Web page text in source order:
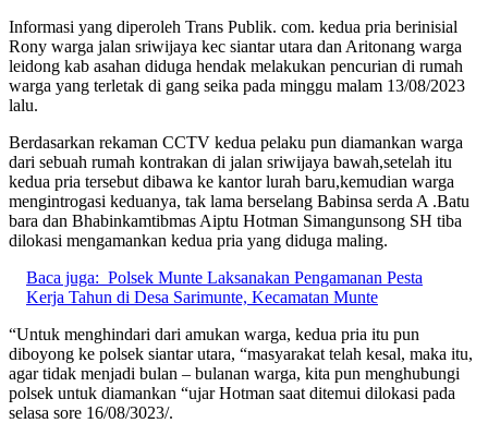
Informasi yang diperoleh Trans Publik. com. kedua pria berinisial
Rony warga jalan sriwijaya kec siantar utara dan Aritonang warga
leidong kab asahan diduga hendak melakukan pencurian di rumah
warga yang terletak di gang seika pada minggu malam 13/08/2023
lalu.
Berdasarkan rekaman CCTV kedua pelaku pun diamankan warga
dari sebuah rumah kontrakan di jalan sriwijaya bawah,setelah itu
kedua pria tersebut dibawa ke kantor lurah baru,kemudian warga
mengintrogasi keduanya, tak lama berselang Babinsa serda A .Batu
bara dan Bhabinkamtibmas Aiptu Hotman Simangunsong SH tiba
dilokasi mengamankan kedua pria yang diduga maling.
Baca juga: Polsek Munte Laksanakan Pengamanan Pesta
Kerja Tahun di Desa Sarimunte, Kecamatan Munte
“Untuk menghindari dari amukan warga, kedua pria itu pun
diboyong ke polsek siantar utara, “masyarakat telah kesal, maka itu,
agar tidak menjadi bulan – bulanan warga, kita pun menghubungi
polsek untuk diamankan “ujar Hotman saat ditemui dilokasi pada
selasa sore 16/08/3023/.